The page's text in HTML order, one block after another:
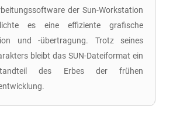
der Sun-Workstation
es eine effiziente grafische
und -übertragung. Trotz seines
bleibt das SUN-Dateiformat ein
des Erbes der frühen